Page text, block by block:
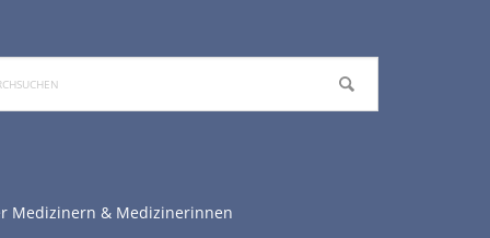
Medizinern & Medizinerinnen